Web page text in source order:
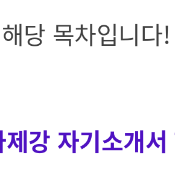
당 목차입니다!
강 자기소개